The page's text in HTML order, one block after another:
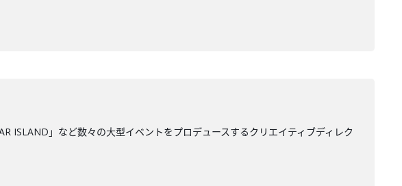
ISLAND」など数々の大型イベントをプロデュースするクリエイティブディレク